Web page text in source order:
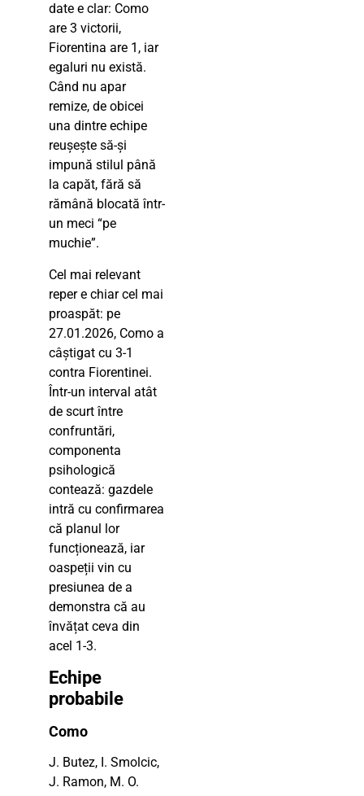
date e clar: Como
are 3 victorii,
Fiorentina are 1, iar
egaluri nu există.
Când nu apar
remize, de obicei
una dintre echipe
reușește să-și
impună stilul până
la capăt, fără să
rămână blocată într-
un meci “pe
muchie”.
Cel mai relevant
reper e chiar cel mai
proaspăt: pe
27.01.2026, Como a
câștigat cu 3-1
contra Fiorentinei.
Într-un interval atât
de scurt între
confruntări,
componenta
psihologică
contează: gazdele
intră cu confirmarea
că planul lor
funcționează, iar
oaspeții vin cu
presiunea de a
demonstra că au
învățat ceva din
acel 1-3.
Echipe
probabile
Como
J. Butez, I. Smolcic,
J. Ramon, M. O.